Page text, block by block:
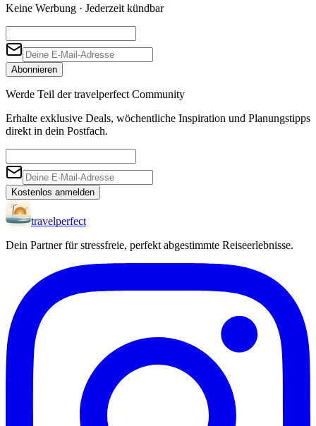
Keine Werbung · Jederzeit kündbar
Abonnieren
Werde Teil der travelperfect Community
Erhalte exklusive Deals, wöchentliche Inspiration und Planungstipps
direkt in dein Postfach.
Kostenlos anmelden
travelperfect
Dein Partner für stressfreie, perfekt abgestimmte Reiseerlebnisse.